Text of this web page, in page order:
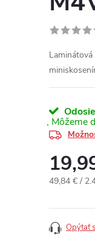
Jednotková
49,84 € /
Opýtať